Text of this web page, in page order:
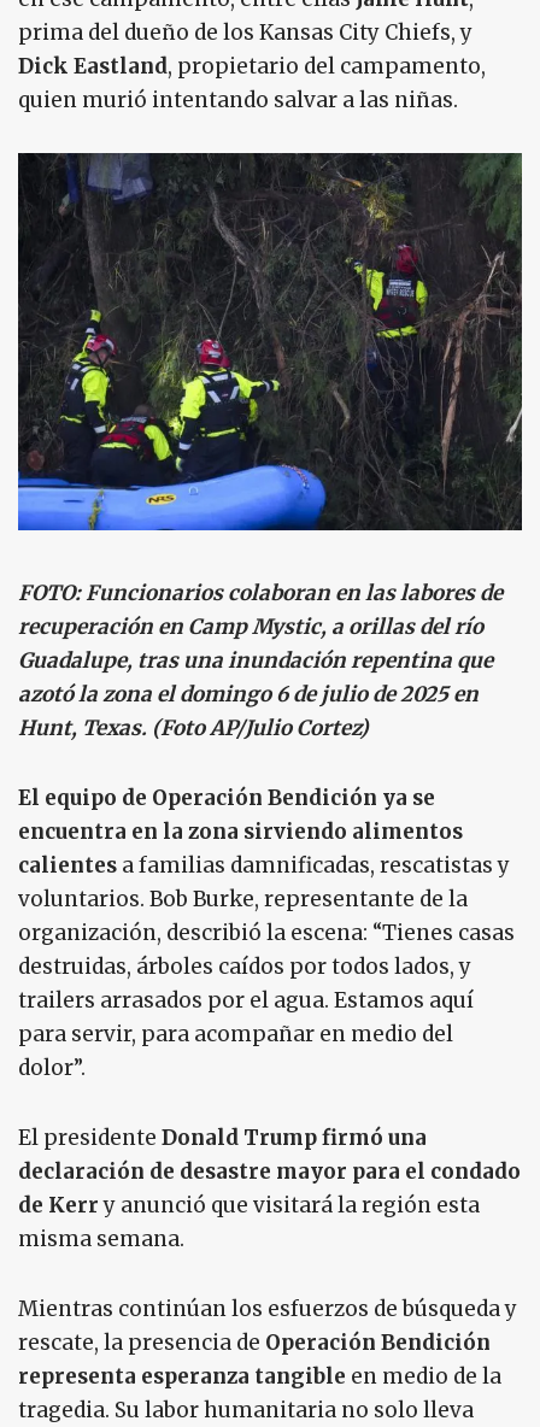
prima del dueño de los Kansas City Chiefs, y
Dick Eastland, propietario del campamento,
quien murió intentando salvar a las niñas.
FOTO: Funcionarios colaboran en las labores de
recuperación en Camp Mystic, a orillas del río
Guadalupe, tras una inundación repentina que
azotó la zona el domingo 6 de julio de 2025 en
Hunt, Texas. (Foto AP/Julio Cortez)
El equipo de Operación Bendición ya se
encuentra en la zona sirviendo alimentos
calientes a familias damnificadas, rescatistas y
voluntarios. Bob Burke, representante de la
organización, describió la escena: “Tienes casas
destruidas, árboles caídos por todos lados, y
trailers arrasados por el agua. Estamos aquí
para servir, para acompañar en medio del
dolor”.
El presidente Donald Trump firmó una
declaración de desastre mayor para el condado
de Kerry anunció que visitará la región esta
misma semana.
Mientras continúan los esfuerzos de búsqueda y
rescate, la presencia de Operación Bendición
representa esperanza tangible en medio de la
tragedia. Su labor humanitaria no solo lleva